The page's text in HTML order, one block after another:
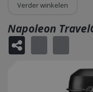
Verder winkelen
Napoleon